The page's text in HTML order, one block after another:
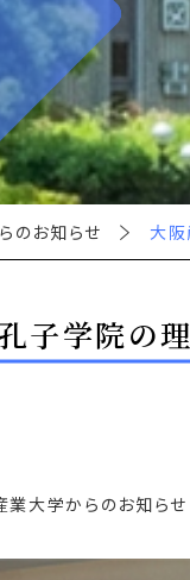
のお知らせ 大
子学院の
業大学からのお知らせ